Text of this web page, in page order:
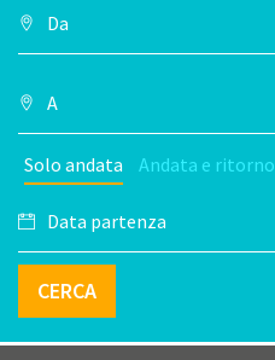
Solo andata Andata e ritorno
CERCA